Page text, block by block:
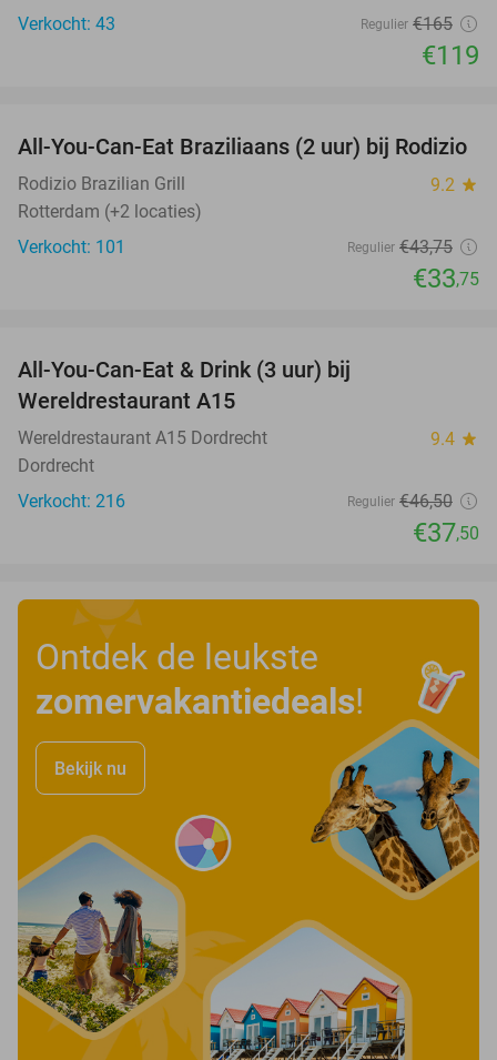
Verkocht: 43
Regulier €165
€119
23%
All-You-Can-Eat Braziliaans (2 uur) bij Rodizio
Rodizio Brazilian Grill 9.2 star
Rotterdam (+2 locaties)
Verkocht: 101
Regulier €43,75
€33,75
All-You-Can-Eat & Drink (3 uur) bij
Wereldrestaurant A15
Wereldrestaurant A15 Dordrecht 9.4 star
Dordrecht
Verkocht: 216
Regulier €46,50
€37,50
Ontdek de leukste
zomervakantiedeals!
Bekijk nu